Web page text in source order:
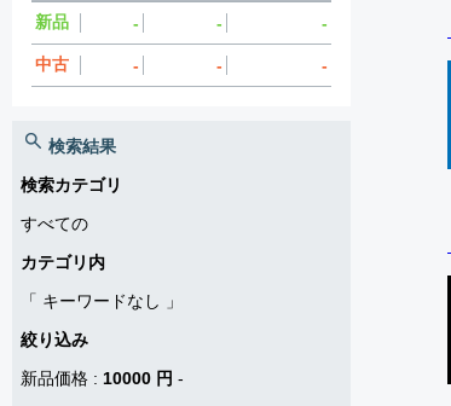
新品
- - -
中古 - - -
検索結果
検索カテゴリ
すべての
カテゴリ内
「 キーワードなし
」
絞り込み
新品価格 : 10000 円 -